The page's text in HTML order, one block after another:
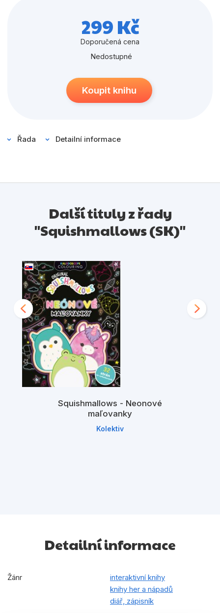
Umění a kultura
Zdraví a životní styl
299 Kč
Doporučená cena
Nedostupné
Koupit knihu
Řada Detailní informace
Další tituly z řady
"Squishmallows (SK)"
Squishmallows - Neonové
maľovanky
Kolektiv
Detailní informace
Žánr
interaktivní knihy
knihy her a nápadů
diář, zápisník